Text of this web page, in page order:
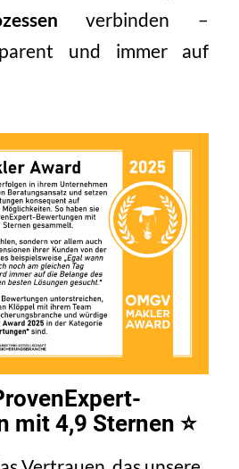
verbinden –
und immer auf
mit 4,9 Sternen ⭐